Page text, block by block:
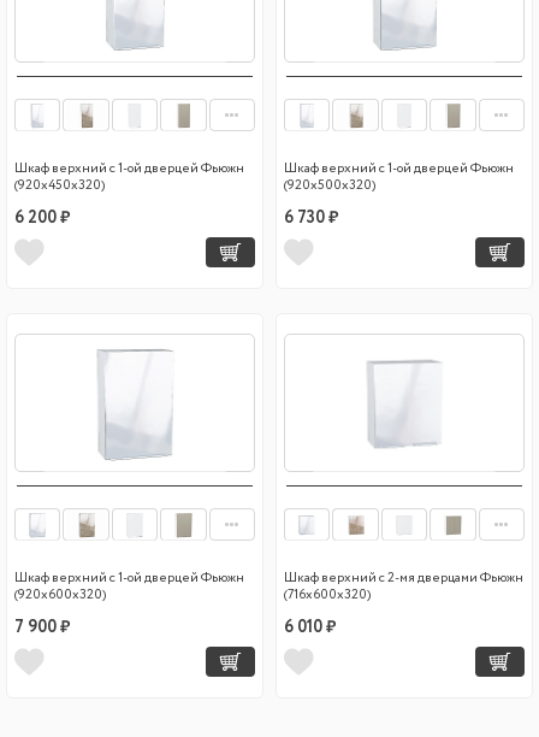
Шкаф верхний с 1-ой дверцей Фьюжн
(920х450х320)
6 200 ₽
Шкаф верхний с 1-ой дверцей Фьюжн
(920х500х320)
6 730 ₽
Шкаф верхний с 1-ой дверцей Фьюжн
(920х600х320)
7 900 ₽
Шкаф верхний с 2-мя дверцами Фьюжн
(716х600х320)
6 010 ₽